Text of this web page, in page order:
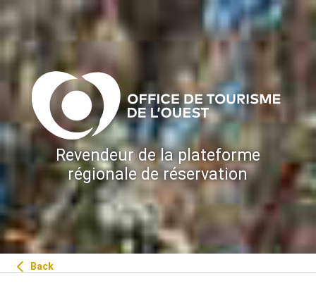
Revendeur de la plateforme
régionale de réservation
Back